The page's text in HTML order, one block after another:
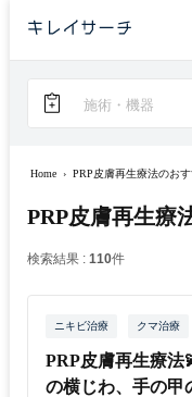
Home › PRP皮膚再生療法のお
PRP皮膚再生療
検索結果 : 110件
ニキビ治療 クマ治療
PRP皮膚再生療法
の横じわ、手の甲